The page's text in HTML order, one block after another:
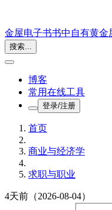
金屋电子书书中自有黄金
搜索...
博客
常用在线工具
登录/注册
首页
商业与经济学
求职与职业
4天前 （2026-08-04）